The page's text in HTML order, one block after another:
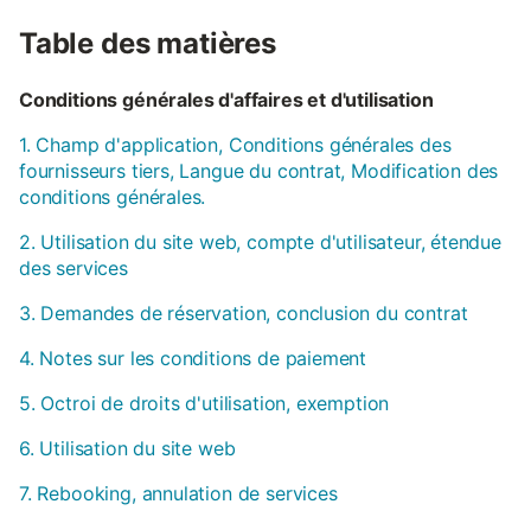
Table des matières
Conditions générales d'affaires et d'utilisation
1. Champ d'application, Conditions générales des
fournisseurs tiers, Langue du contrat, Modification des
conditions générales.
2. Utilisation du site web, compte d'utilisateur, étendue
des services
3. Demandes de réservation, conclusion du contrat
4. Notes sur les conditions de paiement
5. Octroi de droits d'utilisation, exemption
6. Utilisation du site web
7. Rebooking, annulation de services